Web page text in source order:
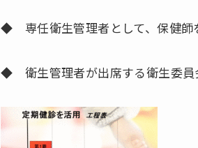
◆ 専任衛生管理者として、保健師
◆ 衛生管理者が出席する衛生委員